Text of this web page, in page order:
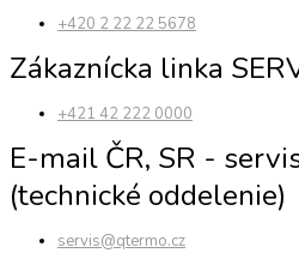
+420 2 22 22 5678
Zákaznícka linka
+421 42 222 0000
E-mail ČR, SR -
(technické oddelenie)
servis@qtermo.cz